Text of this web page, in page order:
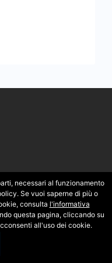
Enea Monaco -
Rishi
necessari al funzionamento
Se vuoi saperne di più o
consulta l'informativa
questa pagina, cliccando su
all'uso dei cookie.